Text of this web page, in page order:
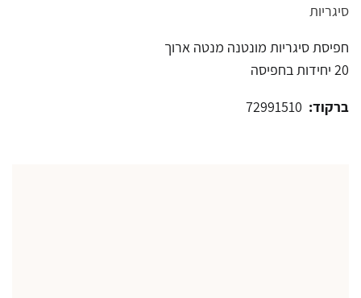
סיגריות
חפיסת סיגריות מונטנה מנטה ארוך
20 יחידות בחפיסה
ברקוד: